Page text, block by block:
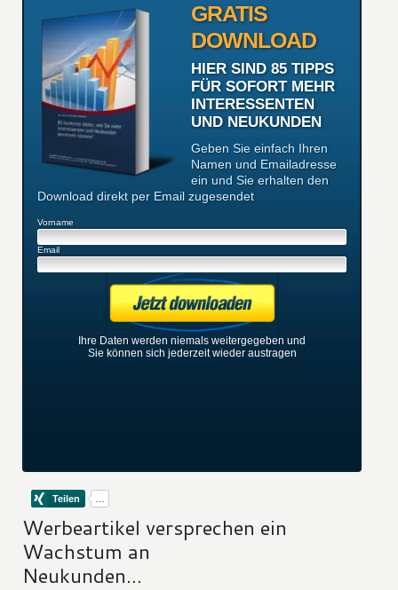
GRATIS
DOWNLOAD
HIER SIND 85 TIPPS
FÜR SOFORT MEHR
INTERESSENTEN
UND NEUKUNDEN
Geben Sie einfach Ihren
Namen und Emailadresse
ein und Sie erhalten den
Download direkt per Email zugesendet
Vorname
Email
Ihre Daten werden niemals weitergegeben und
Sie können sich jederzeit wieder austragen
Werbeartikel versprechen ein
Wachstum an
Neukunden…